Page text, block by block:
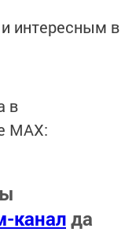
интересным в
в
MАХ:
каналда